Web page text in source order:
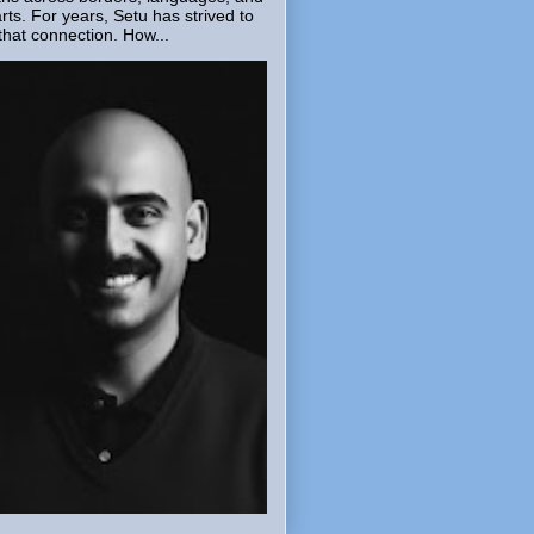
For years, Setu has strived to
connection. How...